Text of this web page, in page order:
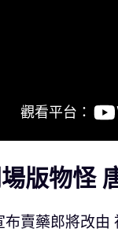
場版物怪
布賣藥郎將改由